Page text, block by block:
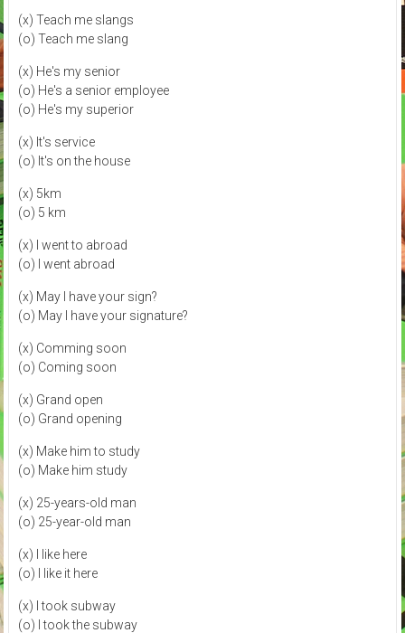
(x) Teach me slangs
(o) Teach me slang
(x) He's my senior
(o) He's a senior employee
(o) He's my superior
(x) It's service
(o) It's on the house
(x) 5km
(o) 5 km
(x) I went to abroad
(o) I went abroad
(x) May I have your sign?
(o) May I have your signature?
(x) Comming soon
(o) Coming soon
(x) Grand open
(o) Grand opening
(x) Make him to study
(o) Make him study
(x) 25-years-old man
(o) 25-year-old man
(x) I like here
(o) I like it here
(x) I took subway
(o) I took the subway